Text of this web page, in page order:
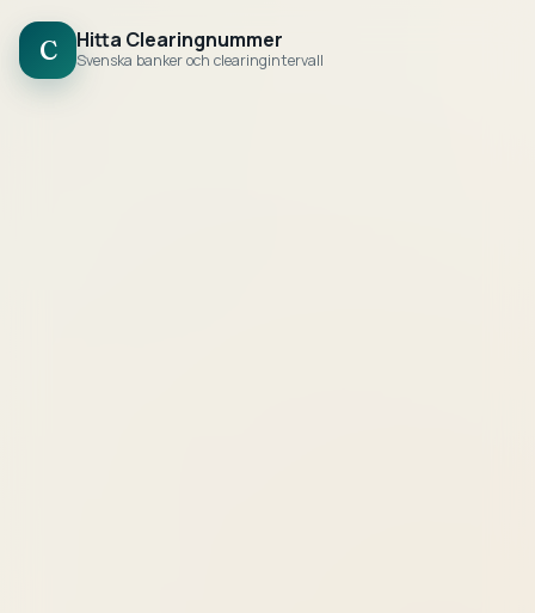
C Hitta Clearingnummer
Svenska banker och clearingintervall